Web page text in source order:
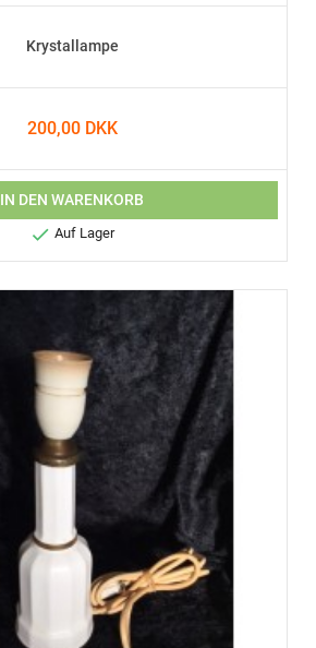
Krystallampe
200,00 DKK
IN DEN WARENKORB
 Auf Lager